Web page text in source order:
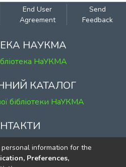
End User
Agreement
Send
Feedback
НАУКМА
НаУКМА
КАТАЛОГ
бібліотеки НаУКМА
Сковороди, 2
1, к. 120
information for the
Preferences,